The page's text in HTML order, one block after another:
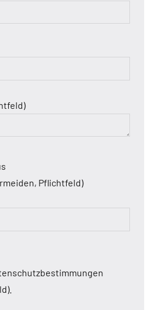
Pflichtfeld)